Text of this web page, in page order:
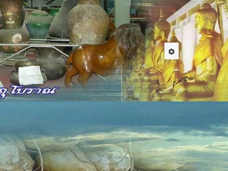
จากการเปลี่ยนแปลงทางเทคโนโลยีทำให้โลกเป็นยุค
าวชนหลงลืมและไม่รู้จักศิลปะ วัฒนธรรม ขบ
เวลาช้านาน จึงอยากนำเสนอเรื่อง "หมอดู" ซึ่งถือ
วกแก่การค้นโดยเฉพาะนั้น ภาษาอีสานเรียกว่า
ามอันดีเป็นต้น ก็จะตรวจค้นในหนังสือก้อมอันเก็บไว้